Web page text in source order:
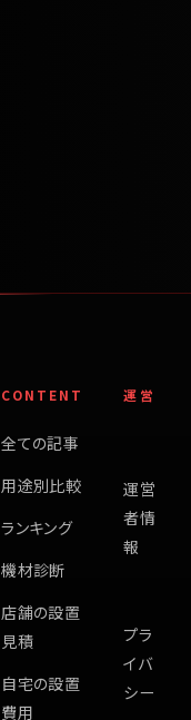
CONTENT
全ての記事
用途別比較
ランキング
機材診断
店舗の設置
見積
自宅の設置
費用
運営
運営
者情
報
プラ
イバ
シー